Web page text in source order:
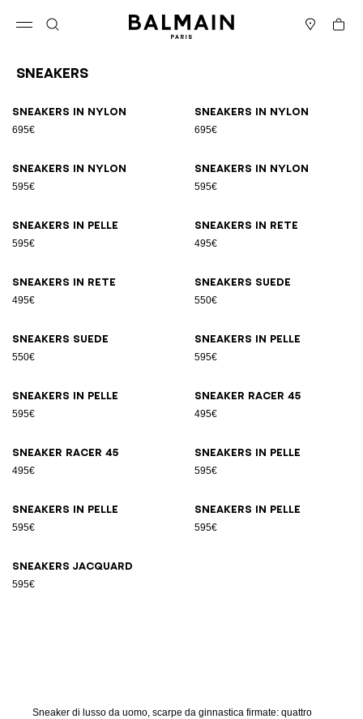
Sneakers
Sneakers in nylon
695€
Sneakers in nylon
695€
Sneakers in nylon
595€
Sneakers in nylon
595€
Sneakers in pelle
595€
Sneakers in rete
495€
Sneakers in rete
495€
Sneakers suede
550€
Sneakers suede
550€
Sneakers in pelle
595€
Sneakers in pelle
595€
Sneaker Racer 45
495€
Sneaker Racer 45
495€
Sneakers in pelle
595€
Sneakers in pelle
595€
Sneakers in pelle
595€
Sneakers jacquard
595€
Sneaker di lusso da uomo, scarpe da ginnastica firmate: quattro